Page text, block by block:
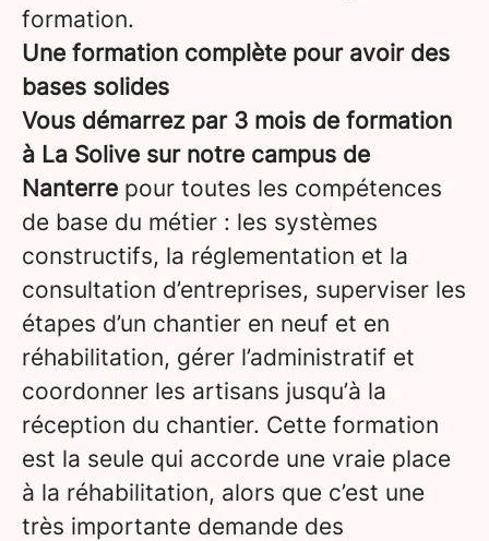
formation.
Une formation complète pour avoir des
bases solides
Vous démarrez par 3 mois de formation
à La Solive sur notre campus de
Nanterre pour toutes les compétences
de base du métier : les systèmes
constructifs, la réglementation et la
consultation d’entreprises, superviser les
étapes d’un chantier en neuf et en
réhabilitation, gérer l’administratif et
coordonner les artisans jusqu’à la
réception du chantier. Cette formation
est la seule qui accorde une vraie place
à la réhabilitation, alors que c’est une
très importante demande des